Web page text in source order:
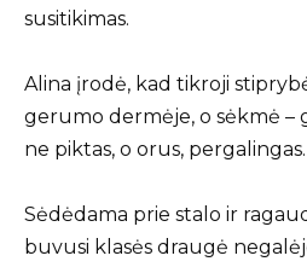
susitikimas.
Alina įrodė, kad tikroji
gerumo dermėje, o sėkmė –
ne piktas, o orus, pergalingas.
Sėdėdama prie stalo ir
buvusi klasės draugė